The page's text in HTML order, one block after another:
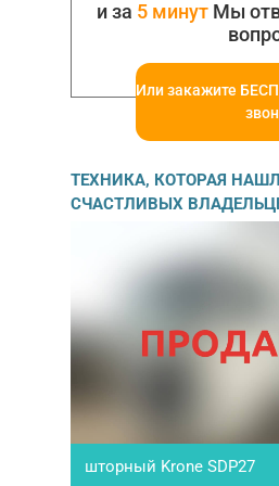
и за 5 минут Мы
Или закажите
ТЕХНИКА, КОТОРАЯ
СЧАСТЛИВЫХ
шторный Krone SDP27